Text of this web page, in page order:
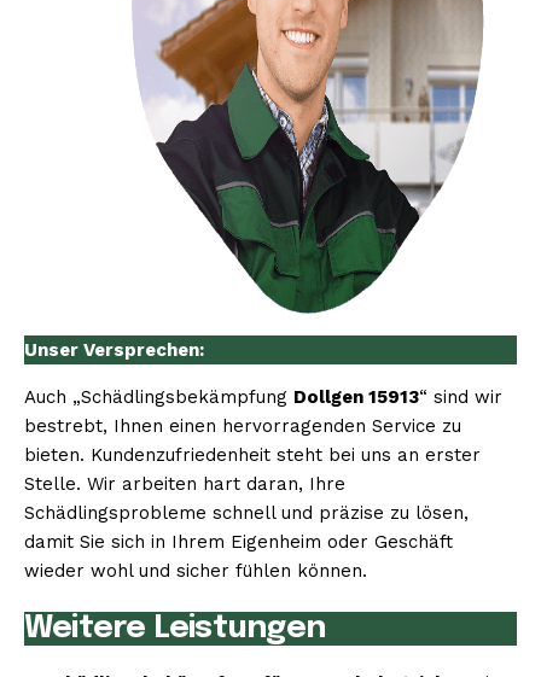
Unser Versprechen:
Auch „Schädlingsbekämpfung Dollgen 15913“ sind wir
bestrebt, Ihnen einen hervorragenden Service zu
bieten. Kundenzufriedenheit steht bei uns an erster
Stelle. Wir arbeiten hart daran, Ihre
Schädlingsprobleme schnell und präzise zu lösen,
damit Sie sich in Ihrem Eigenheim oder Geschäft
wieder wohl und sicher fühlen können.
Weitere Leistungen